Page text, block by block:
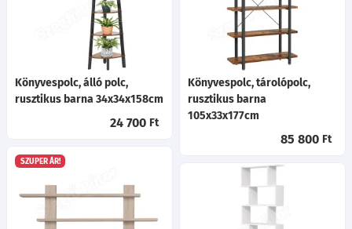
Könyvespolc, álló polc,
rusztikus barna 34x34x158cm
24 700 Ft
Könyvespolc, tárolópolc,
rusztikus barna
105x33x177cm
85 800 Ft
SZUPER ÁR!